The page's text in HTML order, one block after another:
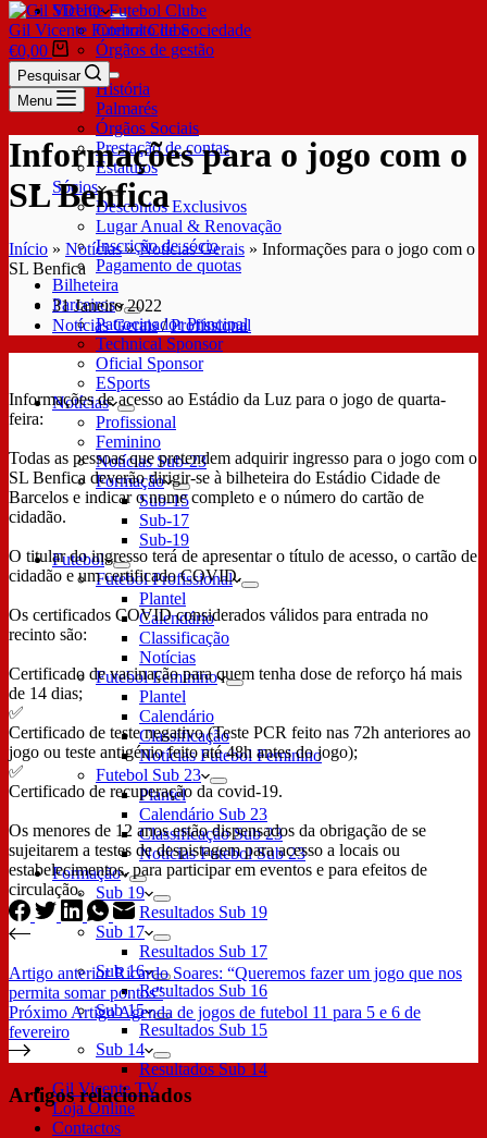
SDUQ
Contrato de Sociedade
Órgãos de gestão
Clube
História
Palmarés
Órgãos Sociais
Prestação de contas
Estatutos
Sócios
Descontos Exclusivos
Lugar Anual & Renovação
Inscrição de sócio
Pagamento de quotas
Bilheteira
Parceiros
Patrocinador Principal
Technical Sponsor
Oficial Sponsor
ESports
Notícias
Profissional
Feminino
Notícias Sub-23
Formação
Sub-15
Sub-17
Sub-19
Futebol
Futebol Profissional
Plantel
Calendário
Classificação
Notícias
Futebol Feminino
Plantel
Calendário
Classificação
Notícias Futebol Feminino
Futebol Sub 23
Plantel
Calendário Sub 23
Classificação Sub 23
Notícias Futebol Sub 23
Formação
Sub 19
Resultados Sub 19
Sub 17
Resultados Sub 17
Sub 16
Resultados Sub 16
Sub 15
Resultados Sub 15
Sub 14
Resultados Sub 14
Gil Vicente TV
Loja Online
Contactos
Gil Vicente Futebol Clube
€0,00
Pesquisar
Menu
Informações para o jogo com o
SL Benfica
Início » Notícias»Notícias Gerais » Informações para o jogo com o
SL Benfica
31 Janeiro 2022
Notícias Gerais/Profissional
Informações de acesso ao Estádio da Luz para o jogo de quarta-
feira:
Todas as pessoas que pretendem adquirir ingresso para o jogo com o
SL Benfica deverão dirigir-se à bilheteira do Estádio Cidade de
Barcelos e indicar o nome completo e o número do cartão de
cidadão.
O titular do ingresso terá de apresentar o título de acesso, o cartão de
cidadão e um certificado COVID.
Os certificados COVID considerados válidos para entrada no
recinto são:
Certificado de vacinação para quem tenha dose de reforço há mais
de 14 dias;
✅
Certificado de teste negativo (Teste PCR feito nas 72h anteriores ao
jogo ou teste antigénio feito até 48h antes do jogo);
✅
Certificado de recuperação da covid-19.
Os menores de 12 anos estão dispensados da obrigação de se
sujeitarem a testes de despistagem para acesso a locais ou
estabelecimentos, para participar em eventos e para efeitos de
circulação.
Artigo anteriorRicardo Soares: “Queremos fazer um jogo que nos
permita somar pontos”
Próximo ArtigoAgenda de jogos de futebol 11 para 5 e 6 de
fevereiro
Artigos relacionados